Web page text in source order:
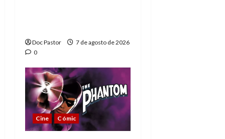
Doc Pastor
7 de agosto de 2026
0
Cine Cómic